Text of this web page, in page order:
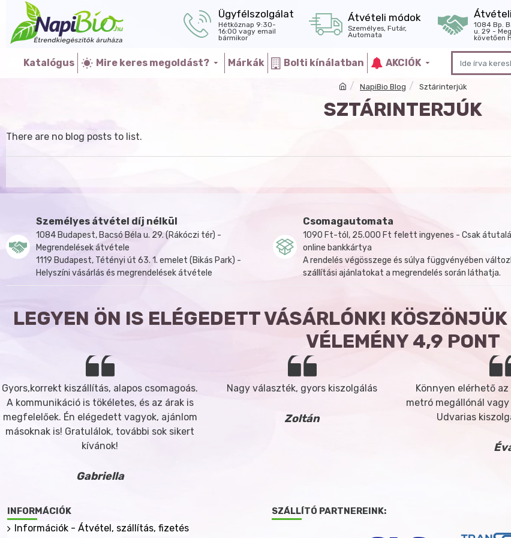
Ügyfélszolgálat
Hétköznap 9:30-
16:00 vagy email
bármikor
Átvételi módok
Személyes, Futár,
Automata
1084 Bp.
u. 29 -
követően
Katalógus Mire keres megoldást? Márkák Bolti kínálatban AKCIÓK
NapiBio Blog Sztárinterjúk
SZTÁRINTERJÚK
There are no blog posts to list.
Személyes átvétel díj nélkül
1084 Budapest, Bacsó Béla u. 29. (Rákóczi tér) -
Megrendelések átvétele
1119 Budapest, Tétényi út 63. 1. emelet (Bikás Park) -
Helyszíni vásárlás és megrendelések átvétele
Csomagautomata
1090 Ft-tól, 25.000 Ft felett ingyenes - Csak
online bankkártya
A rendelés végösszege és súlya függvényében
szállítási ajánlatokat a megrendelés során láthatja.
LEGYEN ÖN IS ELÉGEDETT VÁSÁRLÓNK!
VÉLEMÉNY 4,9 PONT
Gyors,korrekt kiszállítás, alapos csomagoás.
A kommunikáció is tökéletes, és az árak is
megfelelőek. Én elégedett vagyok, ajánlom
másoknak is! Gratulálok, további sok sikert
kívánok!
Gabriella
Nagy választék, gyors kiszolgálás
Zoltán
Könnyen elérhető
metró megállónál
Udvarias
INFORMÁCIÓK
Információk - Átvétel, szállítás, fizetés
SZÁLLÍTÓ PARTNEREINK: